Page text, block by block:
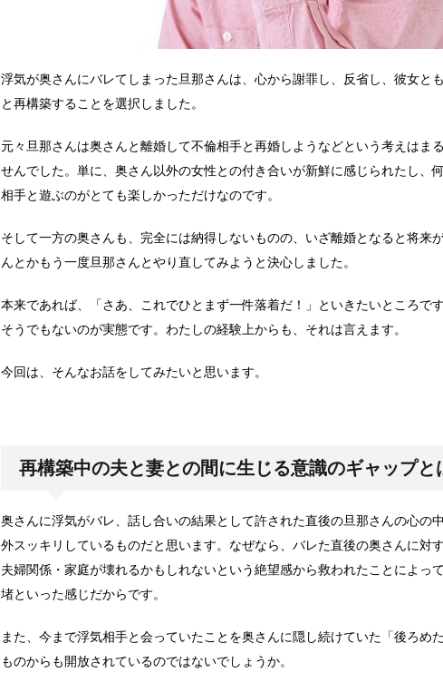
浮気が奥さんにバレてしまった旦那さんは、心から謝罪し、反省し、彼女と
と再構築することを選択しました。
元々旦那さんは奥さんと離婚して不倫相手と再婚しようなどという考えはま
せんでした。単に、奥さん以外の女性との付き合いが新鮮に感じられたし、
相手と遊ぶのがとても楽しかっただけなのです。
そして一方の奥さんも、完全には納得しないものの、いざ離婚となると将来
んとかもう一度旦那さんとやり直してみようと決心しました。
本来であれば、「さあ、これでひとまず一件落着だ！」といきたいところで
そうでもないのが実態です。わたしの経験上からも、それは言えます。
今回は、そんなお話をしてみたいと思います。
再構築中の夫と妻との間に生じる意識のギャップと
奥さんに浮気がバレ、話し合いの結果として許された直後の旦那さんの心の
外スッキリしているものだと思います。なぜなら、バレた直後の奥さんに対す
夫婦関係・家庭が壊れるかもしれないという絶望感から救われたことによっ
堵といった感じだからです。
また、今まで浮気相手と会っていたことを奥さんに隠し続けていた「後ろめ
ものからも開放されているのではないでしょうか。